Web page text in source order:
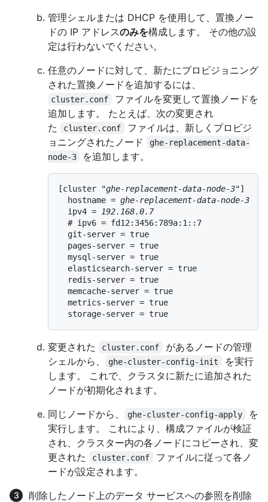
管理シェルまたは DHCP を使用して、置換ノー
ドの IP アドレスのみを構成します。 その他の設
定は行わないでください。
任意のノードに対して、新たにプロビジョニング
された置換ノードを追加するには、
cluster.conf
ファイルを変更して置換ノードを
追加します。 たとえば、次の変更され
た
cluster.conf
ファイルは、新しくプロビジ
ョニングされたノード
ghe-replacement-data-
node-3
を追加します。
[cluster "ghe-replacement-data-node-3"]
  hostname =
ghe-replacement-data-node-3
  ipv4 =
192.168.0.7
  # ipv6 = fd12:3456:789a:1::7
  git-server = true
  pages-server = true
  mysql-server = true
  elasticsearch-server = true
  redis-server = true
  memcache-server = true
  metrics-server = true
変更された cluster.conf
があるノードの管理
シェルから、
ghe-cluster-config-init
を実行
します。 これで、クラスタに新たに追加された
ノードが初期化されます。
同じノードから、
ghe-cluster-config-apply
を
実行します。 これにより、構成ファイルが検証
され、クラスター内の各ノードにコピーされ、変
更された
cluster.conf
ファイルに従って各ノ
ードが設定されます。
削除したノード上のデータ サービスへの参照を削除